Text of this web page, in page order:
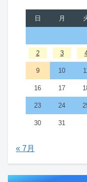
日 月
2 3
9 10
16 17
23 24
30 31
« 7月